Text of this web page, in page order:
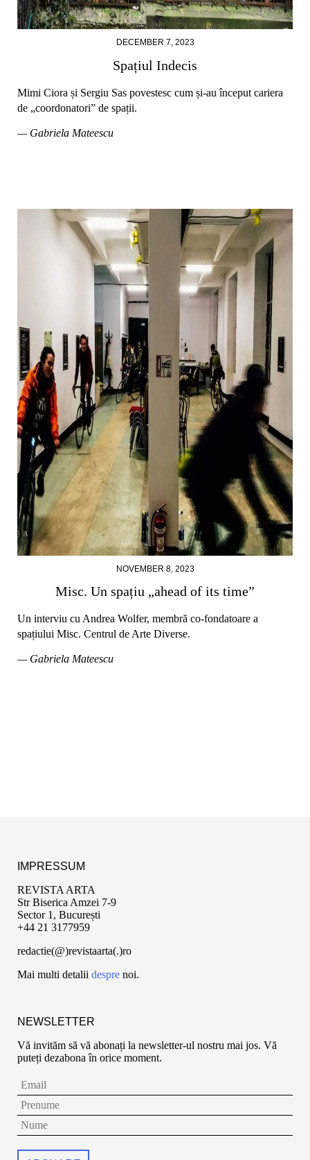
DECEMBER 7, 2023
Spațiul Indecis
Mimi Ciora și Sergiu Sas povestesc cum și-au început cariera
de „coordonatori” de spații.
— Gabriela Mateescu
NOVEMBER 8, 2023
Misc. Un spațiu „ahead of its time”
Un interviu cu Andrea Wolfer, membră co-fondatoare a
spațiului Misc. Centrul de Arte Diverse.
— Gabriela Mateescu
IMPRESSUM
REVISTA ARTA
Str Biserica Amzei 7-9
Sector 1, București
+44 21 3177959
redactie(@)revistaarta(.)ro
Mai multi detalii despre noi.
NEWSLETTER
Vă invităm să vă abonați la newsletter-ul nostru mai jos. Vă
puteți dezabona în orice moment.